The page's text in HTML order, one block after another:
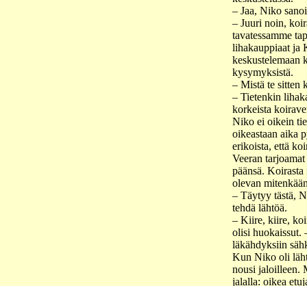
– Jaa, Niko
– Juuri noin,
tavatessamme
lihakauppiaat ja
keskustelemaan
kysymyksistä.
– Mistä te sitten
– Tietenkin
korkeista
Niko ei oikein
oikeastaan aika
erikoista, että
Veeran
päänsä.
olevan
– Täytyy tästä,
tehdä lähtöä.
– Kiire, kiire,
olisi huokaissut.
läkähdyksiin
Kun Niko oli
nousi jaloilleen.
jalalla: oikea